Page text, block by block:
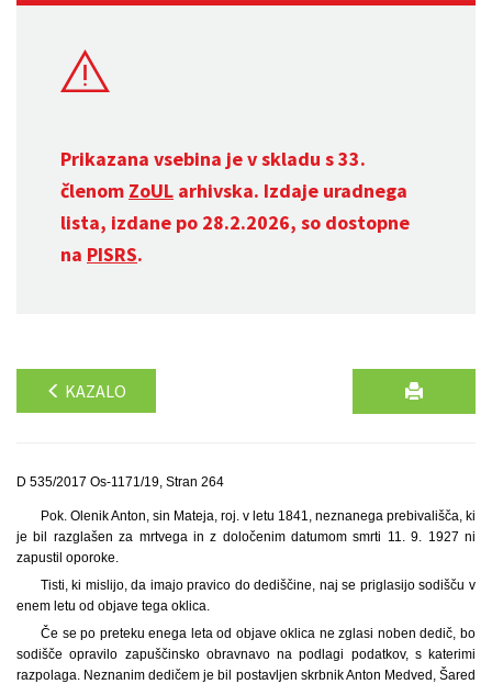
Prikazana vsebina je v skladu s 33.
členom ZoUL arhivska. Izdaje uradnega
lista, izdane po 28.2.2026, so dostopne
na PISRS.
KAZALO
D 535/2017 Os-1171/19, Stran 264
Pok. Olenik Anton, sin Mateja, roj. v letu 1841, neznanega prebivališča, ki
je bil razglašen za mrtvega in z določenim datumom smrti 11. 9. 1927 ni
zapustil oporoke.
Tisti, ki mislijo, da imajo pravico do dediščine, naj se priglasijo sodišču v
enem letu od objave tega oklica.
Če se po preteku enega leta od objave oklica ne zglasi noben dedič, bo
sodišče opravilo zapuščinsko obravnavo na podlagi podatkov, s katerimi
razpolaga. Neznanim dedičem je bil postavljen skrbnik Anton Medved, Šared